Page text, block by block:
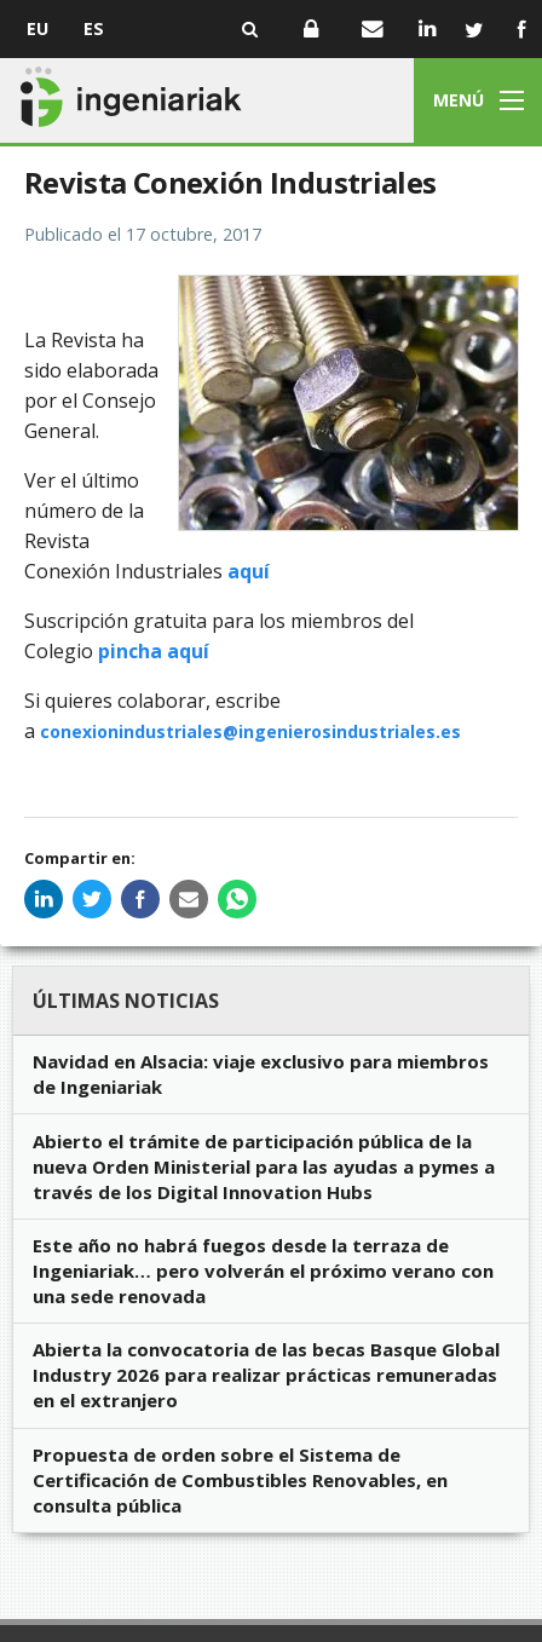
EU ES
MENÚ
Revista Conexión Industriales
Publicado el 17 octubre, 2017
La Revista ha
sido elaborada
por el Consejo
General.
Ver el último
número de la
Revista
Conexión Industriales aquí
Suscripción gratuita para los miembros del
Colegio pincha aquí
Si quieres colaborar, escribe
a conexionindustriales@ingenierosindustriales.es
Compartir en:
ÚLTIMAS NOTICIAS
Navidad en Alsacia: viaje exclusivo para miembros
de Ingeniariak
Abierto el trámite de participación pública de la
nueva Orden Ministerial para las ayudas a pymes a
través de los Digital Innovation Hubs
Este año no habrá fuegos desde la terraza de
Ingeniariak… pero volverán el próximo verano con
una sede renovada
Abierta la convocatoria de las becas Basque Global
Industry 2026 para realizar prácticas remuneradas
en el extranjero
Propuesta de orden sobre el Sistema de
Certificación de Combustibles Renovables, en
consulta pública